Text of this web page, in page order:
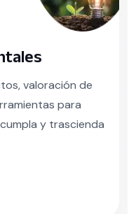
de
para
trascienda